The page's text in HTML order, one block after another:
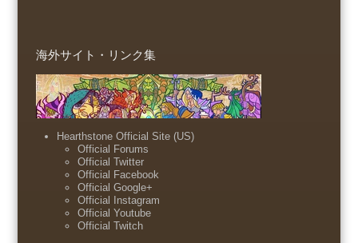
海外サイト・リンク集
Hearthstone Official Site (US)
Official Forums
Official Twitter
Official Facebook
Official Google+
Official Instagram
Official Youtube
Official Twitch